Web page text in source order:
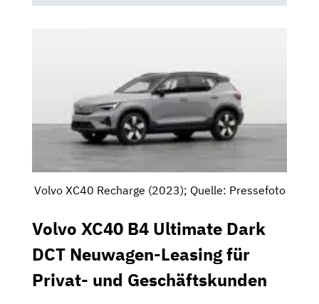
Volvo XC40 Recharge (2023); Quelle: Pressefoto
Volvo XC40 B4 Ultimate Dark
DCT Neuwagen-Leasing für
Privat- und Geschäftskunden